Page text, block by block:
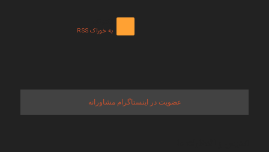
به خوراک RSS
عضویت در اینستاگرام مشاورانه